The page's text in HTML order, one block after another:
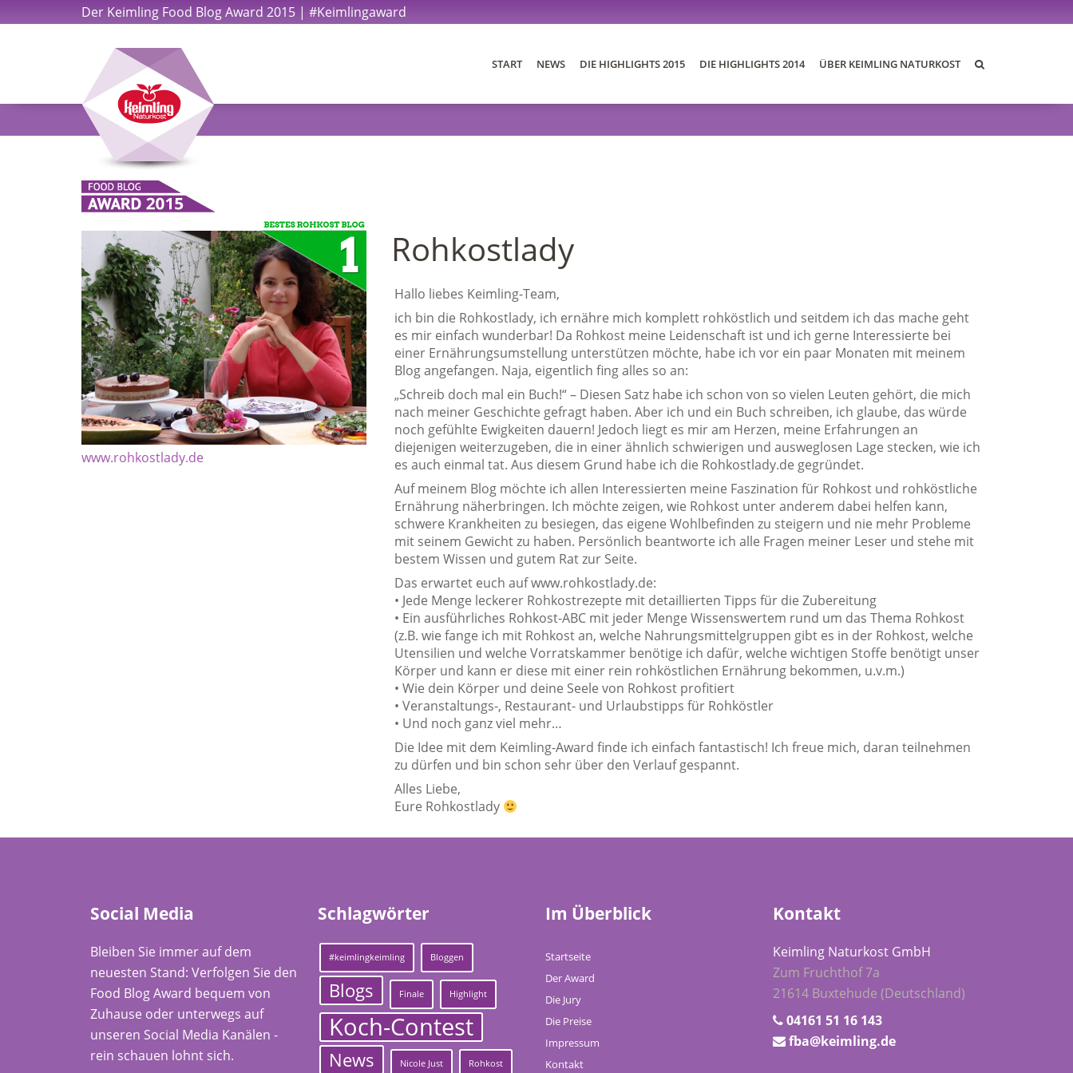
Der Keimling Food Blog Award 2015 | #Keimlingaward
START NEWS DIE HIGHLIGHTS 2015 DIE HIGHLIGHTS 2014 ÜBER KEIMLING NATURKOST
Rohkostlady
Hallo liebes Keimling-Team,
ich bin die Rohkostlady, ich ernähre mich komplett rohköstlich und seitdem ich das mache geht
es mir einfach wunderbar! Da Rohkost meine Leidenschaft ist und ich gerne Interessierte bei
einer Ernährungsumstellung unterstützen möchte, habe ich vor ein paar Monaten mit meinem
Blog angefangen. Naja, eigentlich fing alles so an:
„Schreib doch mal ein Buch!“ – Diesen Satz habe ich schon von so vielen Leuten gehört, die mich
nach meiner Geschichte gefragt haben. Aber ich und ein Buch schreiben, ich glaube, das würde
noch gefühlte Ewigkeiten dauern! Jedoch liegt es mir am Herzen, meine Erfahrungen an
diejenigen weiterzugeben, die in einer ähnlich schwierigen und ausweglosen Lage stecken, wie ich
es auch einmal tat. Aus diesem Grund habe ich die Rohkostlady.de gegründet.
Auf meinem Blog möchte ich allen Interessierten meine Faszination für Rohkost und rohköstliche
Ernährung näherbringen. Ich möchte zeigen, wie Rohkost unter anderem dabei helfen kann,
schwere Krankheiten zu besiegen, das eigene Wohlbefinden zu steigern und nie mehr Probleme
mit seinem Gewicht zu haben. Persönlich beantworte ich alle Fragen meiner Leser und stehe mit
bestem Wissen und gutem Rat zur Seite.
Das erwartet euch auf www.rohkostlady.de:
• Jede Menge leckerer Rohkostrezepte mit detaillierten Tipps für die Zubereitung
• Ein ausführliches Rohkost-ABC mit jeder Menge Wissenswertem rund um das Thema Rohkost
(z.B. wie fange ich mit Rohkost an, welche Nahrungsmittelgruppen gibt es in der Rohkost, welche
Utensilien und welche Vorratskammer benötige ich dafür, welche wichtigen Stoffe benötigt unser
Körper und kann er diese mit einer rein rohköstlichen Ernährung bekommen, u.v.m.)
• Wie dein Körper und deine Seele von Rohkost profitiert
• Veranstaltungs-, Restaurant- und Urlaubstipps für Rohköstler
• Und noch ganz viel mehr…
Die Idee mit dem Keimling-Award finde ich einfach fantastisch! Ich freue mich, daran teilnehmen
zu dürfen und bin schon sehr über den Verlauf gespannt.
Alles Liebe,
Eure Rohkostlady
www.rohkostlady.de
Social Media
Bleiben Sie immer auf dem
neuesten Stand: Verfolgen Sie den
Food Blog Award bequem von
Zuhause oder unterwegs auf
unseren Social Media Kanälen -
rein schauen lohnt sich.
Schlagwörter
#keimlingkeimling Bloggen
Blogs Finale Highlight
Koch-Contest
News Nicole Just Rohkost
Im Überblick
Startseite
Der Award
Die Jury
Die Preise
Impressum
Kontakt
Kontakt
Keimling Naturkost GmbH
Zum Fruchthof 7a
21614 Buxtehude (Deutschland)
04161 51 16 143
fba@keimling.de